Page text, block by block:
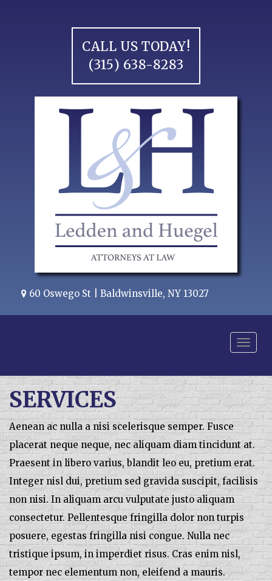
CALL US TODAY!
(315) 638-8283
60 Oswego St | Baldwinsville, NY 13027
Menu
SERVICES
Aenean ac nulla a nisi scelerisque semper. Fusce
placerat neque neque, nec aliquam diam tincidunt at.
Praesent in libero varius, blandit leo eu, pretium erat.
Integer nisl dui, pretium sed gravida suscipit, facilisis
non nisi. In aliquam arcu vulputate justo aliquam
consectetur. Pellentesque fringilla dolor non turpis
posuere, egestas fringilla nisi congue. Nulla nec
tristique ipsum, in imperdiet risus. Cras enim nisl,
tempor nec elementum non, eleifend a mauris.